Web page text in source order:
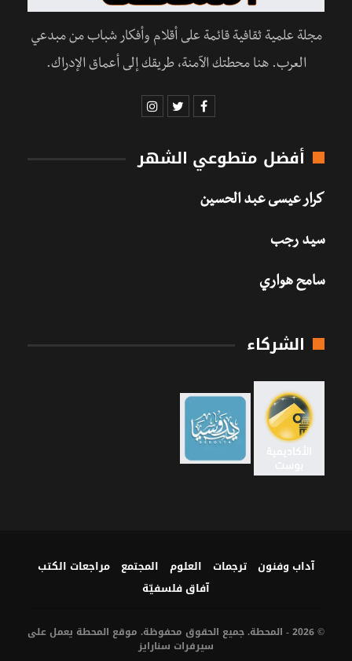
مجلة علمية ثقافية قائمة على أقلام وأفكار شباب من مبدعي
العرب. هنا محطتك الآمنة، طريقك إلى أعماق الإدراك.
أفضل متطوعي الشهر
كرار عيسى عبد الحسين
سيد رجب
سامح هواري
الشركاء
آداب وفنون ترجمات العلوم المجتمع
مراجعات الكتب
آفاق فلسفيّة‎
© 2026 - المحطة. جميع الحقوق محفوظة. موقع المحطة يعمل على
سيرفرات سنارايز